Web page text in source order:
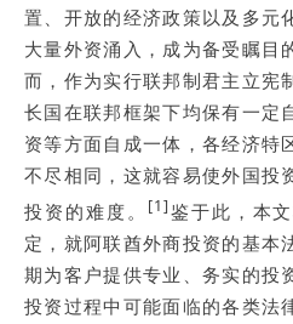
置、开放的经济政策以及多元
大量外资涌入，成为备受瞩目
而，作为实行联邦制君主立宪
长国在联邦框架下均保有一定
资等方面自成一体，各经济特
不尽相同，这就容易使外国投
投资的难度。
[1]鉴于此，本
定，就阿联酋外商投资的基本
期为客户提供专业、务实的投
投资过程中可能面临的各类法